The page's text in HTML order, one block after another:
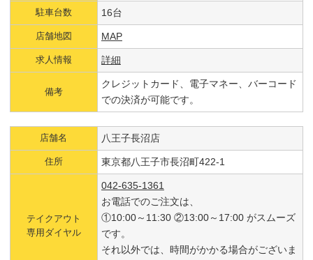
駐車台数 16台
店舗地図 MAP
求人情報 詳細
備考
クレジットカード、電子マネー、バーコード
での決済が可能です。
店舗名 八王子長沼店
住所 東京都八王子市長沼町422-1
テイクアウト
専用ダイヤル
042-635-1361
お電話でのご注文は、
①10:00～11:30 ②13:00～17:00 がスムーズ
です。
それ以外では、時間がかかる場合がございま